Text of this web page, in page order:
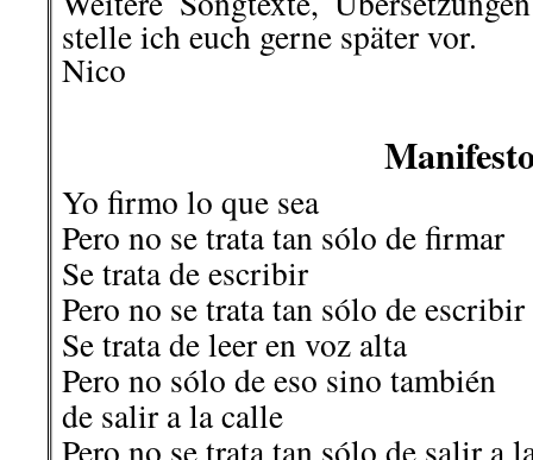
stelle ich euch gerne später vor.
Nico
Yo firmo lo que sea
Pero no se trata tan sólo de firmar
Se trata de escribir
Pero no se trata tan sólo de escribir
Se trata de leer en voz alta
Pero no sólo de eso sino también
de salir a la calle
Pero no se trata tan sólo de salir a